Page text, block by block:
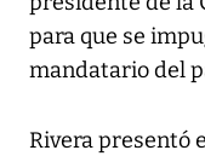
para que se
mandatario del
Rivera presentó